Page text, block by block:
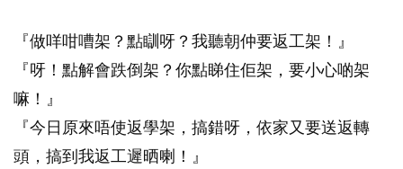
『做咩咁嘈架？點瞓呀？我聽朝仲要返工架！』
『呀！點解會跌倒架？你點睇住佢架，要小心啲架
嘛！』
『今日原來唔使返學架，搞錯呀，依家又要送返轉
頭，搞到我返工遲晒喇！』